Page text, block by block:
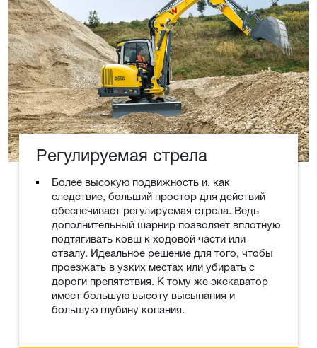
Регулируемая стрела
Более высокую подвижность и, как
следствие, больший простор для действий
обеспечивает регулируемая стрела. Ведь
дополнительный шарнир позволяет вплотную
подтягивать ковш к ходовой части или
отвалу. Идеальное решение для того, чтобы
проезжать в узких местах или убирать с
дороги препятствия. К тому же экскаватор
имеет большую высоту высыпания и
большую глубину копания.